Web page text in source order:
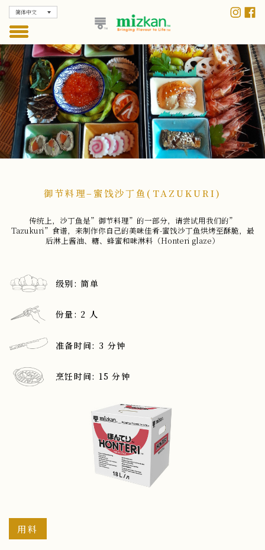
简体中文
御节料理–蜜饯沙丁鱼(TAZUKURI)
传统上，沙丁鱼是”御节料理”的一部分，请尝试用我们的”
Tazukuri”食谱，来制作你自己的美味佳肴-蜜饯沙丁鱼烘烤至酥脆，最
后淋上酱油、糖、蜂蜜和味淋料（Honteri glaze）
级别: 简单
份量: 2 人
准备时间: 3 分钟
烹饪时间: 15 分钟
用料